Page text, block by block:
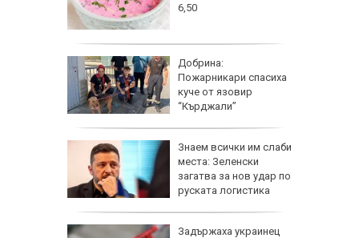
6,50
Добрина:
Пожарникари спасиха
куче от язовир
“Кърджали”
Знаем всички им слаби
места: Зеленски
загатва за нов удар по
руската логистика
Задържаха украинец